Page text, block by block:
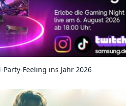
Feeling ins Jahr 2026